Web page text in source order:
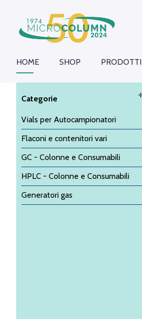
HOME SHOP PRODOTTI
Categorie
Vials per Autocampionatori
Flaconi e contenitori vari
GC - Colonne e Consumabili
HPLC - Colonne e Consumabili
Generatori gas